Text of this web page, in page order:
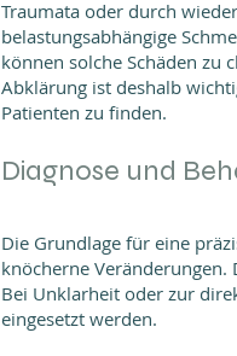
Traumata oder durch
belastungsabhängige
können solche Schäden zu
Abklärung ist deshalb
Patienten zu finden.
Diagnose und
Die Grundlage für eine
knöcherne
Bei Unklarheit oder zur
eingesetzt werden.